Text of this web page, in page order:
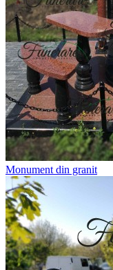
Monument din granit